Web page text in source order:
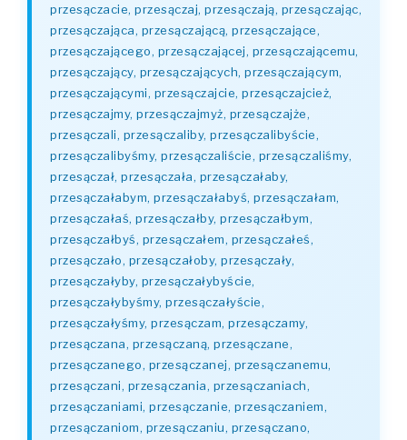
przesączacie, przesączaj, przesączają, przesączając,
przesączająca, przesączającą, przesączające,
przesączającego, przesączającej, przesączającemu,
przesączający, przesączających, przesączającym,
przesączającymi, przesączajcie, przesączajcież,
przesączajmy, przesączajmyż, przesączajże,
przesączali, przesączaliby, przesączalibyście,
przesączalibyśmy, przesączaliście, przesączaliśmy,
przesączał, przesączała, przesączałaby,
przesączałabym, przesączałabyś, przesączałam,
przesączałaś, przesączałby, przesączałbym,
przesączałbyś, przesączałem, przesączałeś,
przesączało, przesączałoby, przesączały,
przesączałyby, przesączałybyście,
przesączałybyśmy, przesączałyście,
przesączałyśmy, przesączam, przesączamy,
przesączana, przesączaną, przesączane,
przesączanego, przesączanej, przesączanemu,
przesączani, przesączania, przesączaniach,
przesączaniami, przesączanie, przesączaniem,
przesączaniom, przesączaniu, przesączano,